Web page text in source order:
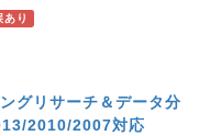
り
グリサーチ＆データ分
2010/2007対応